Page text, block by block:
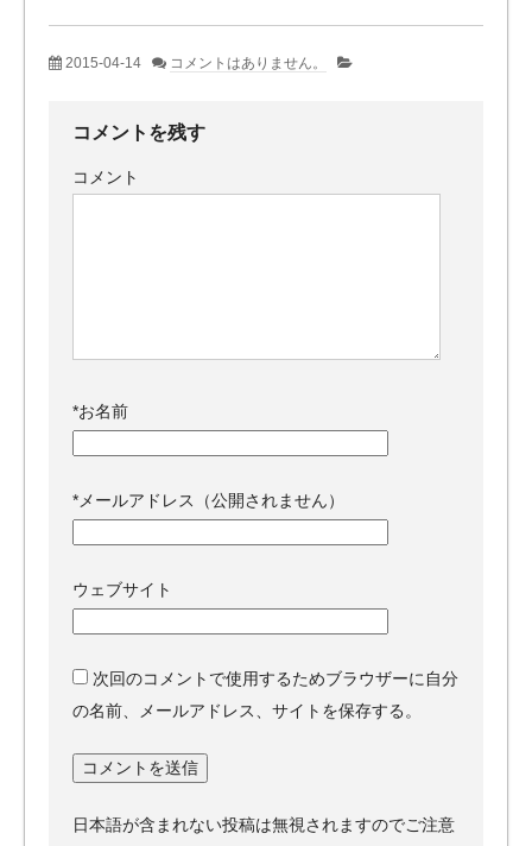
2015-04-14 コメントはありません。
コメントを残す
コメント
*お名前
* メールアドレス（公開されません）
ウェブサイト
次回のコメントで使用するためブラウザーに自分
の名前、メールアドレス、サイトを保存する。
日本語が含まれない投稿は無視されますのでご注意